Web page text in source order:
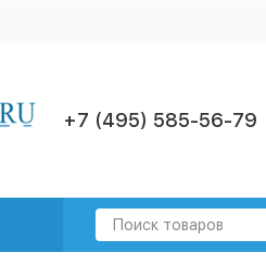
+7 (495) 585-56-79